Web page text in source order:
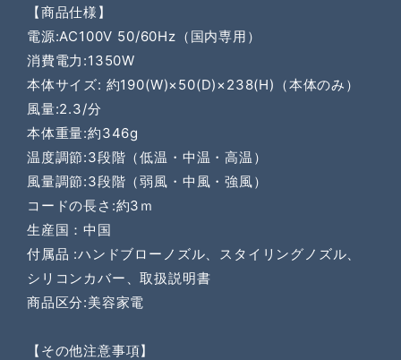
【商品仕様】
電源:AC100V 50/60Hz（国内専用）
消費電力:1350W
本体サイズ: 約190(W)×50(D)×238(H)（本体のみ）
風量:2.3/分
本体重量:約346g
温度調節:3段階（低温・中温・高温）
風量調節:3段階（弱風・中風・強風）
コードの長さ:約3ｍ
生産国：中国
付属品 :ハンドブローノズル、スタイリングノズル、
シリコンカバー、取扱説明書
商品区分:美容家電
【その他注意事項】